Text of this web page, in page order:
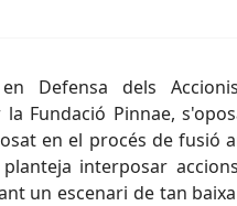
Defensa dels
la Fundació Pinnae,
en el procés de fusió
interposar
un escenari de tan